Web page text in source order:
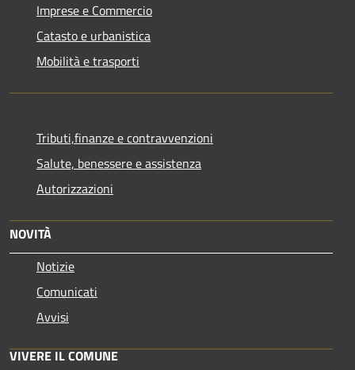
Imprese e Commercio
Catasto e urbanistica
Mobilità e trasporti
Tributi,finanze e contravvenzioni
Salute, benessere e assistenza
Autorizzazioni
NOVITÀ
Notizie
Comunicati
Avvisi
VIVERE IL COMUNE